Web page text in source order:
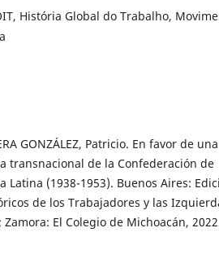
História Global do Trabalho,
GONZÁLEZ, Patricio. En favor de
transnacional de la Confederación de
Latina (1938-1953). Buenos Aires:
de los Trabajadores y las
El Colegio de Michoacán,